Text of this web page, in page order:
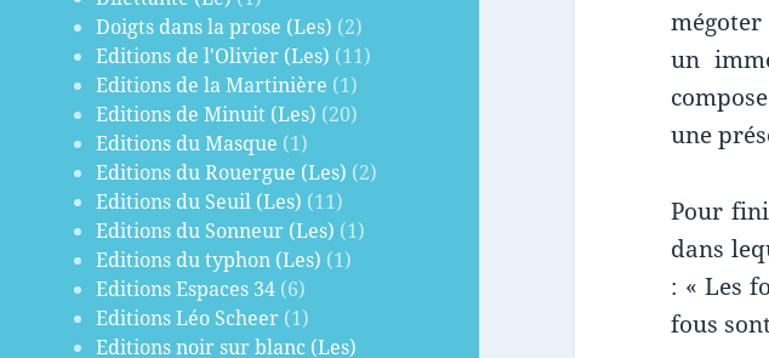
Doigts dans la prose (Les) (2)
Editions de l'Olivier (Les) (11)
Editions de la Martinière (1)
Editions de Minuit (Les) (20)
Editions du Masque (1)
Editions du Rouergue (Les) (2)
Editions du Seuil (Les) (11)
Editions du Sonneur (Les) (1)
Editions du typhon (Les) (1)
Editions Espaces 34 (6)
Editions Léo Scheer (1)
Editions noir sur blanc (Les)
un
une
Pour
dans
: « Les
fous